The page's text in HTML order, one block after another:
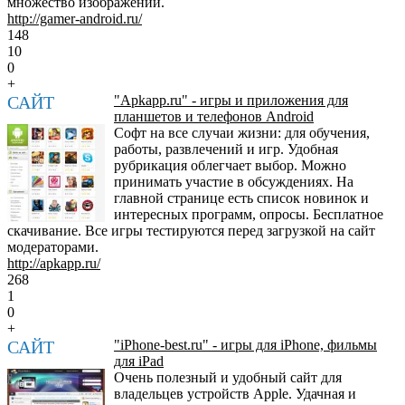
http://gamer-android.ru/
148
10
0
+
САЙТ
"Apkapp.ru" - игры и приложения для
планшетов и телефонов Android
Софт на все случаи жизни: для обучения,
работы, развлечений и игр. Удобная
рубрикация облегчает выбор. Можно
принимать участие в обсуждениях. На
главной странице есть список новинок и
интересных программ, опросы. Бесплатное
скачивание. Все игры тестируются перед загрузкой на сайт
модераторами.
http://apkapp.ru/
268
1
0
+
САЙТ
"iPhone-best.ru" - игры для iPhone, фильмы
для iPad
Очень полезный и удобный сайт для
владельцев устройств Apple. Удачная и